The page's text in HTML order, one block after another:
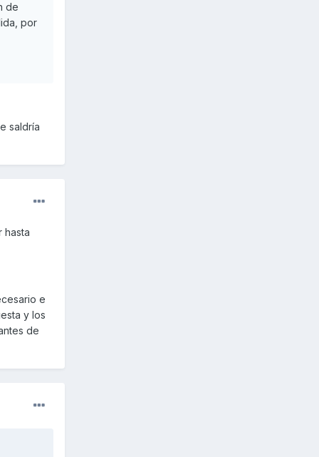
de
por
saldría
hasta
e
y los
de